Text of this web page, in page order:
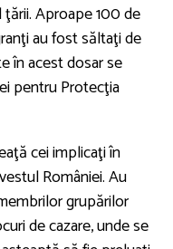
Aproape 100 de
au fost săltaţi de
în acest dosar se
pentru Protecţia
cei implicaţi în
României. Au
grupărilor
de cazare, unde se